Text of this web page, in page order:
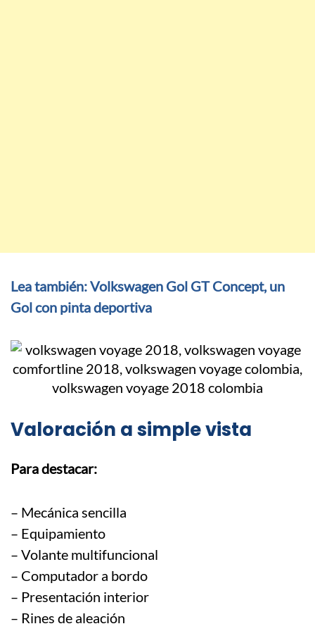
Lea también: Volkswagen Gol GT Concept, un
Gol con pinta deportiva
Valoración a simple vista
Para destacar:
– Mecánica sencilla
– Equipamiento
– Volante multifuncional
– Computador a bordo
– Presentación interior
– Rines de aleación